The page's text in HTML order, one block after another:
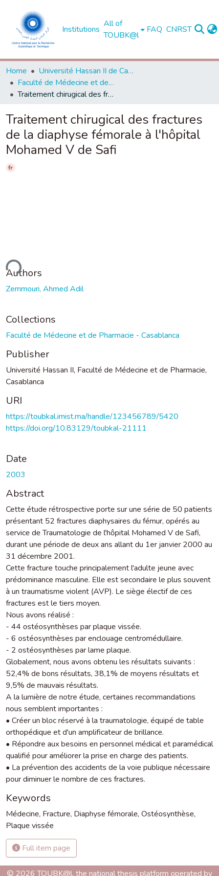
Institutions
All of
TOUBK@l
FAQ CNRST
Home
Université Hassan II de Casablanca
Faculté de Médecine et de Pharmacie - Casablanca
Traitement chirugical des fractures de la diaphyse fémorale à l'hôpital Mohamed V de Safi
Traitement chirugical des fractures
de la diaphyse fémorale à l'hôpital
Mohamed V de Safi
fr
Authors
Zemmouri, Ahmed Adil
Collections
Faculté de Médecine et de Pharmacie - Casablanca
Publisher
Université Hassan II, Faculté de Médecine et de Pharmacie,
Casablanca
URI
https://toubkal.imist.ma/handle/123456789/5420
https://doi.org/10.83129/toubkal-21111
Date
2003
Abstract
Cette étude rétrospective porte sur une série de 50 patients
présentant 52 fractures diaphysaires du fémur, opérés au
service de Traumatologie de l'hôpital Mohamed V de Safi,
durant une période de deux ans allant du 1er janvier 2000 au
31 décembre 2001.
Cette fracture touche principalement l'adulte jeune avec
prédominance masculine. Elle est secondaire le plus souvent
à un traumatisme violent (AVP). Le siège électif de ces
fractures est le tiers moyen.
Nous avons réalisé :
- 44 ostéosynthèses par plaque vissée.
- 6 ostéosynthèses par enclouage centromédullaire.
- 2 ostéosynthèses par lame plaque.
Globalement, nous avons obtenu les résultats suivants :
52,4% de bons résultats, 38,1% de moyens résultats et
9,5% de mauvais résultats.
A la lumière de notre étude, certaines recommandations
nous semblent importantes :
• Créer un bloc réservé à la traumatologie, équipé de table
orthopédique et d'un amplificateur de brillance.
• Répondre aux besoins en personnel médical et paramédical
qualifié pour améliorer la prise en charge des patients.
• La prévention des accidents de la voie publique nécessaire
pour diminuer le nombre de ces fractures.
Keywords
Médecine, Fracture, Diaphyse fémorale, Ostéosynthèse,
Plaque vissée
Full item page
© 2026 TOUBK@l, the national thesis platform operated by